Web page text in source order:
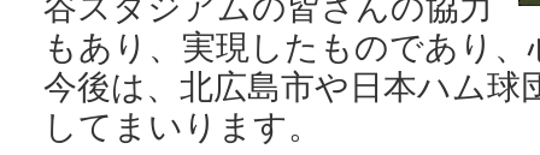
もあり、実現したものであり
今後は、北広島市や日本ハム球
してまいります。